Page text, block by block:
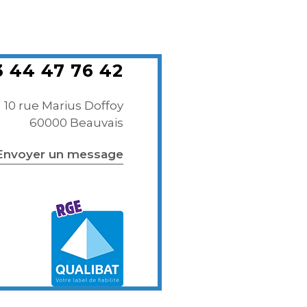
44 47 76 42
10 rue Marius Doffoy
60000 Beauvais
un message